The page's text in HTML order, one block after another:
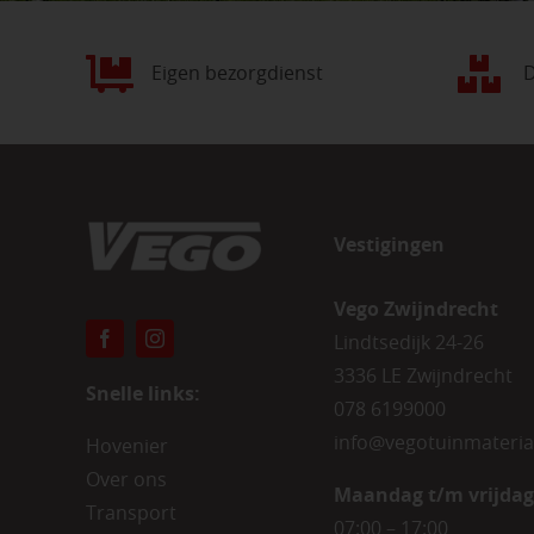
Eigen bezorgdienst
Snelle links:
Hovenier
Over ons
Transport
Vestigingen
Vego Zwijndrecht
Lindtsedijk 24-26
3336 LE Zwijndrecht
078 6199000
Maandag t/m
07:00 – 17:00